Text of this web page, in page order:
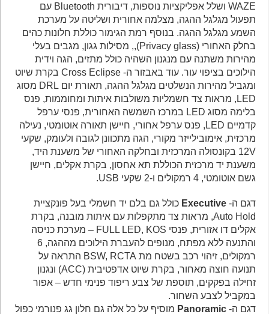
WAZE ושלל אפליקציות נוספות
,
דיבורית Bluetooth עם
תפעול מגלגל ההגה, מצלמה אחורית ושליטה על מערכת
השמע מגלגל ההגה. בנוסף רמת הגימור כוללת חלונות כהים
בחלק האחורי (Privacy glass),, מסילות גגון, מגבים בעלי
מהירות משתנה עם מנגנון השהיה כולל מתזים, הגה וידית
הילוכים בציפוי עור. עוד באבזור ה- Cross Eclipse בקרת שיוט
ומגביל מהירות הנשלטים מגלגל ההגה, תאורת יום DRL מסוג
LED, מראות צד חשמליות משולבות איתות ומחוממות, פנס
בלימה מסוג LED במרכז השמשה האחורית, פנסי ערפל
קדמיים LED, פנס ערפל אחורי, חיישן תאורה אוטומטי, נעילה
מרכזית, אימובילייזר מקורי, הגה מתכוונן לגובה ולעומק, שקעי
12V בקונסולה המרכזית ובחלקה האחורי של משענת היד,
משענת יד מרכזית הכוללת תא אחסון, בקרת אקלים, חיישן
גשם אוטומטי, 4 רמקולים ו-2 שקעי USB.
דגם ה-Executiveכולל גם בלם יד חשמלי בעל פונקציית
Auto Hold, מראות צד מתקפלות עם איתות מובנה, בקרת
אקלים דו אזורית, פנסי FULL LED, KOS – מערכת כניסה
והתנעה ללא מפתח, מנופים להעברת הילוכים מההגה, 6
רמקולים, זיהוי רכב בשטח מת BSW, RCTA התראה על
תנועה חוצה מאחור, בקרת שיוט אדפטיבית (ACC) ונגנון
זחילה בפקקים, תוספת של צבע ריפוד פנימי חדש – אפור
במקביל לצבע השחור.
דגם ה-Panoramic מוסיף על כל אלה גם חלון גג פנורמי כפול